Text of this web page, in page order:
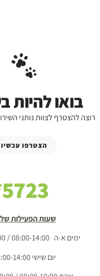
בואו להיות
רוצה להצטרף לצוות נותני
הצטרפו עכשיו
5723*
שעות הפעילות
ימים א-ה 08:00-14:00 / 18:00-20:00
יום שישי 08:00-14:00